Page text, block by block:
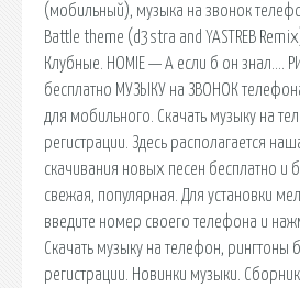
(мобильный), музыка на звонок
Battle theme (d3stra and YASTREB
Клубные. HOMIE — А если б он знал….
бесплатно МУЗЫКУ на ЗВОНОК
для мобильного. Скачать музыку на
регистрации. Здесь располагается
скачивания новых песен бесплатно и
свежая, популярная. Для установки
введите номер своего телефона и
Скачать музыку на телефон, рингтоны
регистрации. Новинки музыки.